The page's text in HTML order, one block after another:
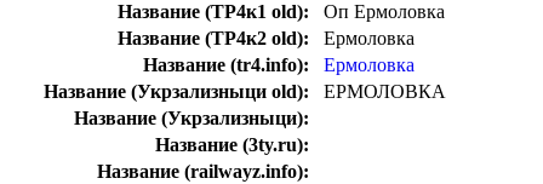
Название (ТР4к1 old):
Оп Ермоловка
Название (ТР4к2 old):
Ермоловка
Название (tr4.info):
Ермоловка
Название (Укрзализныци old):
ЕРМОЛОВКА
Название (Укрзализныци):
Название (3ty.ru):
Название (railwayz.info):